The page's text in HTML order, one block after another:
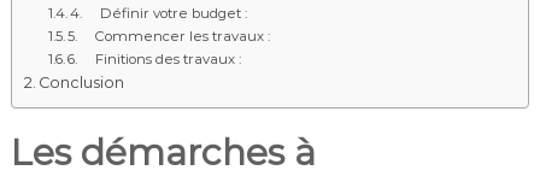
4. Définir votre budget :
5. Commencer les travaux :
6. Finitions des travaux :
Conclusion
Les démarches à